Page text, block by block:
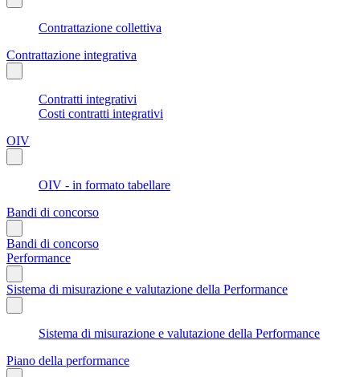
Contrattazione collettiva
Contrattazione integrativa
Contratti integrativi
Costi contratti integrativi
OIV
OIV - in formato tabellare
Bandi di concorso
Bandi di concorso
Performance
Sistema di misurazione e valutazione della Performance
Sistema di misurazione e valutazione della Performance
Piano della performance